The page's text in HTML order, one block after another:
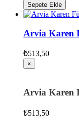
Sepete Ekle
Arvia Karen
₺513,50
×
Arvia Karen
₺513,50